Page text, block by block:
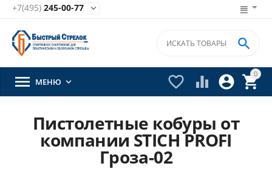
+7(495) 245-00-77 
0


 

 МЕНЮ 
Пистолетные кобуры от
компании STICH PROFI
Гроза-02